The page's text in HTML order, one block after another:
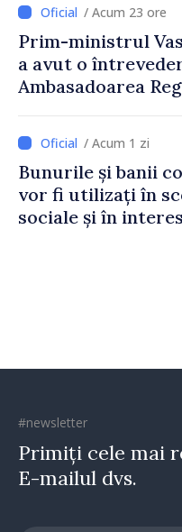
/ Acum 23 ore
Prim-ministrul
a avut o
Ambasadoarea
Irlandei de Nord,
Horine / Acum 1 zi
Bunurile și banii
vor fi utilizați în
sociale și în
#newsletter
Primiți cele mai
E-mailul dvs.